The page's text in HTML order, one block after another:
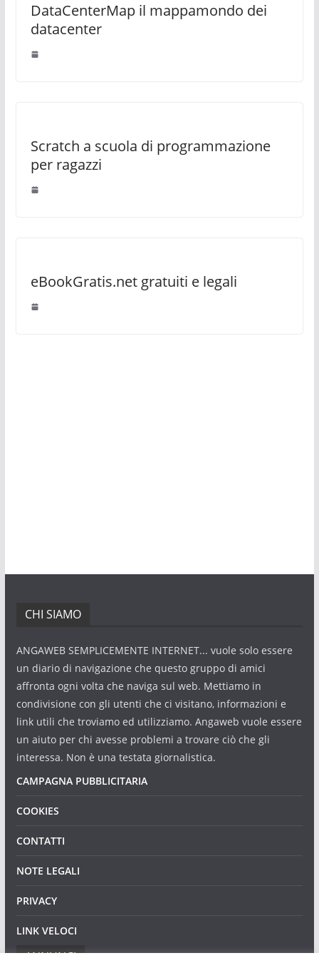
DataCenterMap il mappamondo dei
datacenter
Scratch a scuola di programmazione
per ragazzi
eBookGratis.net gratuiti e legali
CHI SIAMO
ANGAWEB SEMPLICEMENTE INTERNET... vuole solo essere
un diario di navigazione che questo gruppo di amici
affronta ogni volta che naviga sul web. Mettiamo in
condivisione con gli utenti che ci visitano, informazioni e
link utili che troviamo ed utilizziamo. Angaweb vuole essere
un aiuto per chi avesse problemi a trovare ciò che gli
interessa. Non è una testata giornalistica.
CAMPAGNA PUBBLICITARIA
COOKIES
CONTATTI
NOTE LEGALI
PRIVACY
LINK VELOCI
ANNUNCI